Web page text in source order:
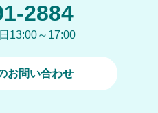
2884
13:00～17:00
お問い合わせ